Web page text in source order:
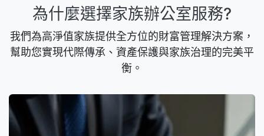
為什麼選擇家族辦公室服務?
我們為高淨值家族提供全方位的財富管理解決方案，
幫助您實現代際傳承、資產保護與家族治理的完美平
衡。